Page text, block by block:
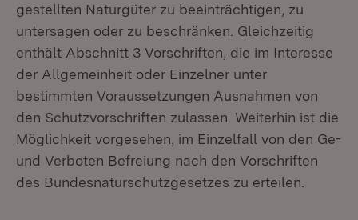
gestellten Naturgüter zu beeinträchtigen, zu
untersagen oder zu beschränken. Gleichzeitig
enthält Abschnitt 3 Vorschriften, die im Interesse
der Allgemeinheit oder Einzelner unter
bestimmten Voraussetzungen Ausnahmen von
den Schutzvorschriften zulassen. Weiterhin ist die
Möglichkeit vorgesehen, im Einzelfall von den Ge-
und Verboten Befreiung nach den Vorschriften
des Bundesnaturschutzgesetzes zu erteilen.